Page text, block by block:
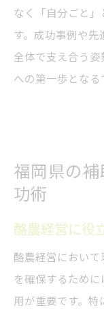
なく「自分ごと
す。成功事例や
全体で支え合う
への第一歩となる
福岡県の
功術
酪農経営に役
酪農経営におい
を確保するため
用が重要です。